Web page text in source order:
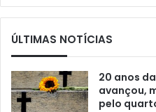
ÚLTIMAS NOTÍCIAS
20 anos
avançou,
pelo